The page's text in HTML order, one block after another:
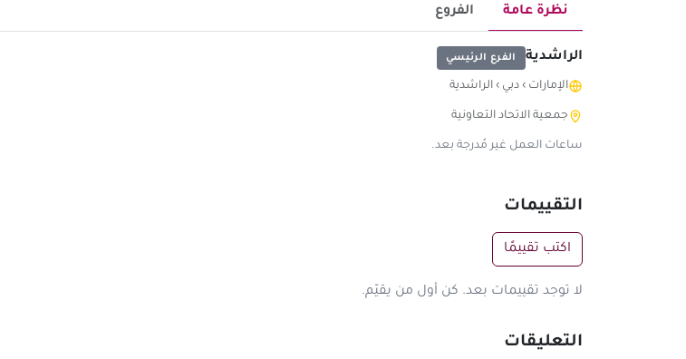
نظرة عامة الفروع
الراشدية الفرع الرئيسي
الإمارات › دبي › الراشدية
جمعية الاتحاد التعاونية
ساعات العمل غير مُدرجة بعد.
التقييمات
اكتب تقييمًا
لا توجد تقييمات بعد. كن أول من يقيّم.
التعليقات